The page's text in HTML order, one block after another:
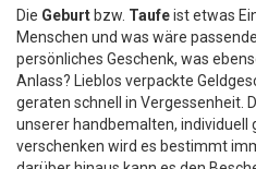
Die Geburt bzw. Taufeist etwas
Menschen und was wäre
persönliches Geschenk, was
Anlass? Lieblos verpackte
geraten schnell in Vergessenheit.
unserer handbemalten, individuell
verschenken wird es bestimmt